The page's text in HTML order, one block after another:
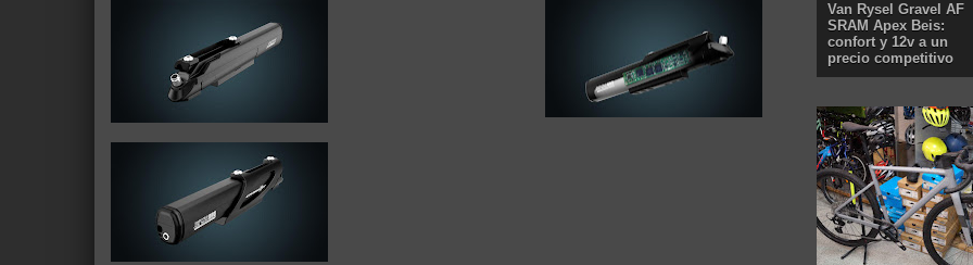
Van Rysel Gravel AF
SRAM Apex Beis:
confort y 12v a un
precio competitivo